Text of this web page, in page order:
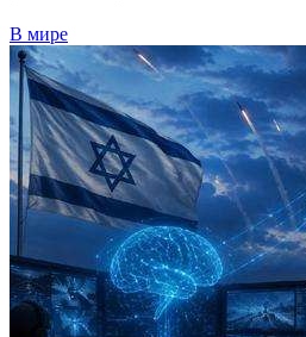
В мире